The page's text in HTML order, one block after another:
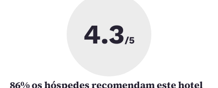
4.3/5
86% os hóspedes recomendam este hotel